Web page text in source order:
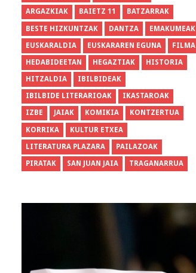
ARGAZKIAK BAIETZ 11 BATZARRAK
BESTE HIZKUNTZAK DANTZA EMAKUMEAK
EUSKARALDIA EUSKARAREN EGUNA FILMA
HEDABIDEETAN HEGAZTIAK HISTORIA
HITZALDIA IBILBIDEAK
IBILBIDE LITERARIOAK IKASTAROAK
IZBE JAIAK KOMIKIA KONTZERTUA
KORRIKA KULTUR ETXEA
LITERATURA PLAZARA PAILAZOAK
PIRATAK SAN JUAN JAIA TRAGANARRUA